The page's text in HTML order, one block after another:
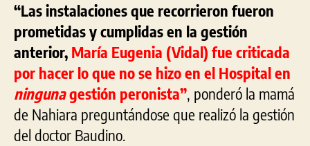
“Las instalaciones que recorrieron fueron
prometidas y cumplidas en la gestión
anterior, María Eugenia (Vidal) fue criticada
por hacer lo que no se hizo en el Hospital en
ningunagestión peronista”, ponderó la mamá
de Nahiara preguntándose que realizó la gestión
del doctor Baudino.